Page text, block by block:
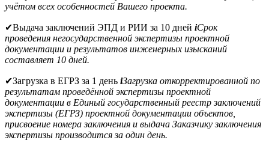
учётом всех особенностей Вашего проекта.
✔Выдача заключений ЭПД и РИИ за 10 дней iСрок
проведения негосударственной экспертизы проектной
документации и результатов инженерных изысканий
составляет 10 дней.
✔Загрузка в ЕГРЗ за 1 день iЗагрузка откорректированной по
результатам проведённой экспертизы проектной
документации в Единый государственный реестр заключений
экспертизы (ЕГРЗ) проектной документации объектов,
присвоение номера заключения и выдача Заказчику заключения
экспертизы производится за один день.